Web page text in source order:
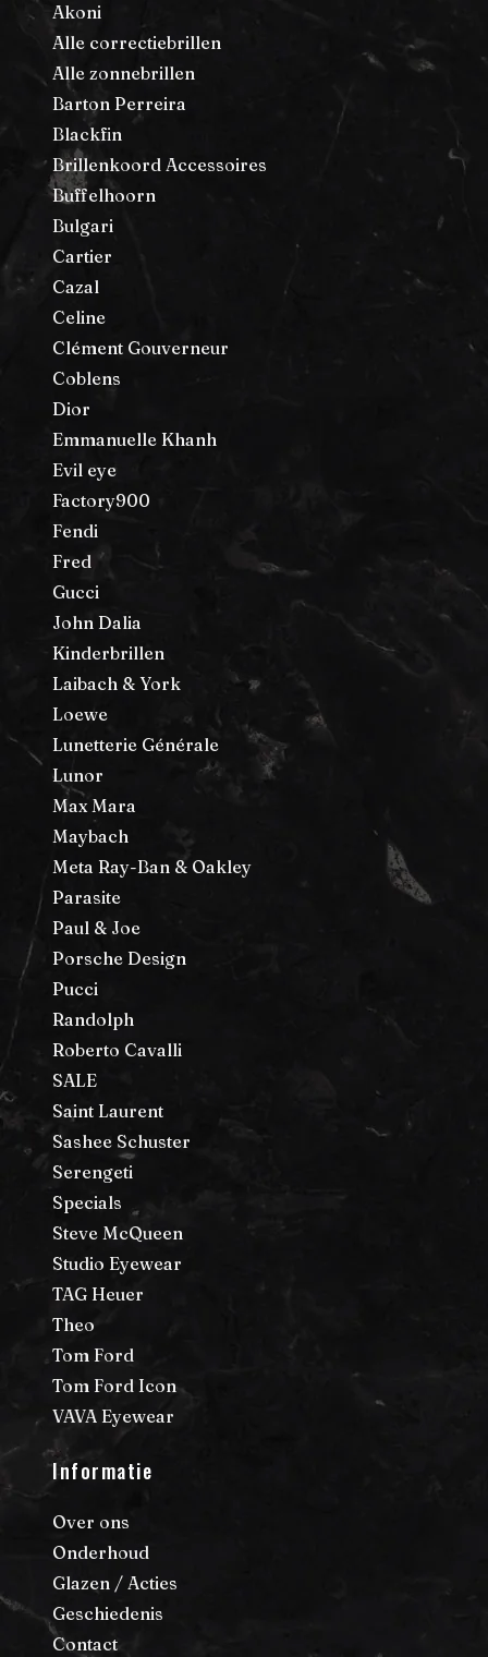
Akoni
Alle correctiebrillen
Alle zonnebrillen
Barton Perreira
Blackfin
Brillenkoord Accessoires
Buffelhoorn
Bulgari
Cartier
Cazal
Celine
Clément Gouverneur
Coblens
Dior
Emmanuelle Khanh
Evil eye
Factory900
Fendi
Fred
Gucci
John Dalia
Kinderbrillen
Laibach & York
Loewe
Lunetterie Générale
Lunor
Max Mara
Maybach
Meta Ray-Ban & Oakley
Parasite
Paul & Joe
Porsche Design
Pucci
Randolph
Roberto Cavalli
SALE
Saint Laurent
Sashee Schuster
Serengeti
Specials
Steve McQueen
Studio Eyewear
TAG Heuer
Theo
Tom Ford
Tom Ford Icon
VAVA Eyewear
Informatie
Over ons
Onderhoud
Glazen / Acties
Geschiedenis
Contact